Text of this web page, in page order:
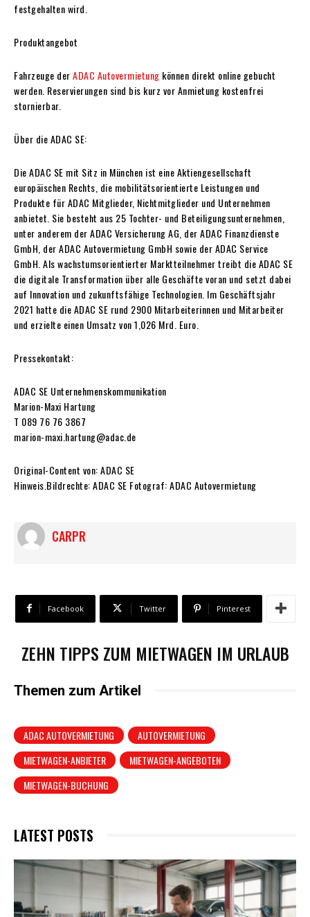
festgehalten wird.
Produktangebot
Fahrzeuge derADAC Autovermietung können direkt online gebucht
werden. Reservierungen sind bis kurz vor Anmietung kostenfrei
stornierbar.
Über die ADAC SE:
Die ADAC SE mit Sitz in München ist eine Aktiengesellschaft
europäischen Rechts, die mobilitätsorientierte Leistungen und
Produkte für ADAC Mitglieder, Nichtmitglieder und Unternehmen
anbietet. Sie besteht aus 25 Tochter- und Beteiligungsunternehmen,
unter anderem der ADAC Versicherung AG, der ADAC Finanzdienste
GmbH, der ADAC Autovermietung GmbH sowie der ADAC Service
GmbH. Als wachstumsorientierter Marktteilnehmer treibt die ADAC SE
die digitale Transformation über alle Geschäfte voran und setzt dabei
auf Innovation und zukunftsfähige Technologien. Im Geschäftsjahr
2021 hatte die ADAC SE rund 2900 Mitarbeiterinnen und Mitarbeiter
und erzielte einen Umsatz von 1,026 Mrd. Euro.
Pressekontakt:
ADAC SE Unternehmenskommunikation
Marion-Maxi Hartung
T 089 76 76 3867
marion-maxi.hartung@adac.de
Original-Content von: ADAC SE
Hinweis.Bildrechte: ADAC SE Fotograf: ADAC Autovermietung
CARPR
Facebook Twitter Pinterest
ZEHN TIPPS ZUM MIETWAGEN IM URLAUB
Themen zum Artikel
ADAC AUTOVERMIETUNG
AUTOVERMIETUNG
MIETWAGEN-ANBIETER
MIETWAGEN-ANGEBOTEN
MIETWAGEN-BUCHUNG
LATEST POSTS